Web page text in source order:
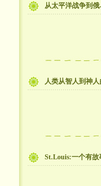
从太平洋战争到
人类从智人到神
St.Louis:一个有故